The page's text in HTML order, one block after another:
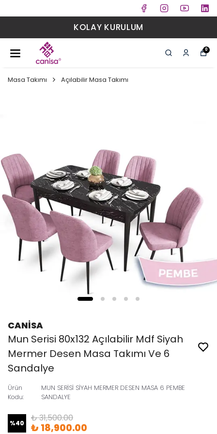
KOLAY KURULUM
0
Masa Takımı Açılabilir Masa Takımı
CANİSA
Mun Serisi 80x132 Açılabilir Mdf Siyah
Mermer Desen Masa Takımı Ve 6
Sandalye
Ürün
Kodu:
MUN SERİSİ SİYAH MERMER DESEN MASA 6 PEMBE
SANDALYE
%40 ₺ 31,500.00
₺ 18,900.00